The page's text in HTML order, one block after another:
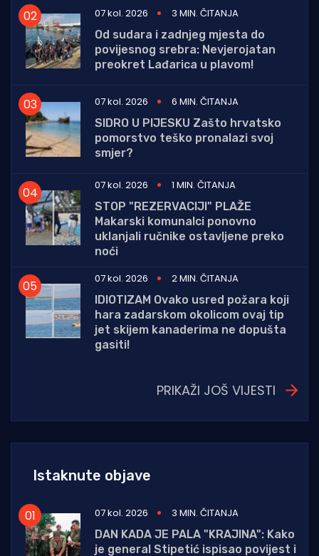
07 kol. 2026
3 MIN. ČITANJA
Od sudara i zadnjeg mjesta do
povijesnog srebra: Nevjerojatan
preokret Lađarica u plavom!
07 kol. 2026
6 MIN. ČITANJA
SIDRO U PIJESKU Zašto hrvatsko
pomorstvo teško pronalazi svoj
smjer?
07 kol. 2026
1 MIN. ČITANJA
STOP "REZERVACIJI" PLAŽE
Makarski komunalci ponovno
uklanjali ručnike ostavljene preko
noći
07 kol. 2026
2 MIN. ČITANJA
IDIOTIZAM Ovako usred požara koji
hara zadarskom okolicom ovaj tip
jet skijem kanaderima ne dopušta
gasiti!
PRIKAŽI JOŠ VIJESTI
Istaknute objave
07 kol. 2026
3 MIN. ČITANJA
DAN KADA JE PALA "KRAJINA": Kako
je general Stipetić ispisao povijest i